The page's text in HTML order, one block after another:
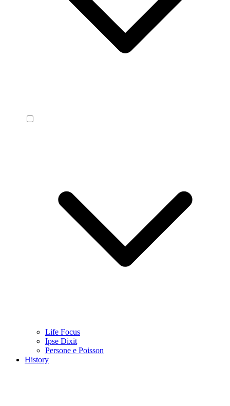
Life Focus
Ipse Dixit
Persone e Poisson
History